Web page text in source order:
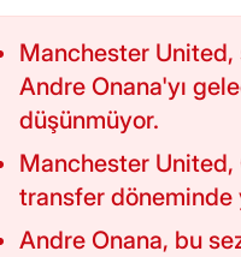
Manchester United,
Andre Onana'yı
düşünmüyor.
Manchester
transfer döneminde
Andre Onana, bu